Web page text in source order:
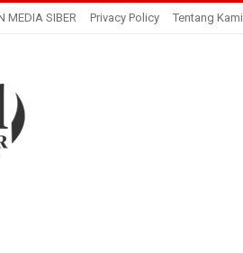
MEDIA SIBER Privacy Policy Tentang Kami